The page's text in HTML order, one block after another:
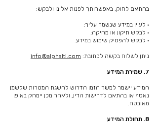
בהתאם לחוק, באפשרותך לפנות אלינו ולבקש:
• לעיין במידע שנשמר עליך;
• לבקש תיקון או מחיקה;
• לבקש להפסיק שימוש במידע.
ניתן לשלוח בקשה לכתובת: info@alphalti.com
7. שמירת המידע
המידע יישמר למשך הזמן הדרוש להשגת המטרות שלשמן
נאסף או בהתאם לדרישות הדין, ולאחר מכן יימחק באופן
מאובטח.
8. תחולת המידע